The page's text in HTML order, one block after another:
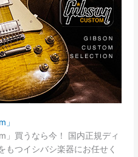
」買うなら今！ 国内正規ディ
もつイシバシ楽器にお任せく